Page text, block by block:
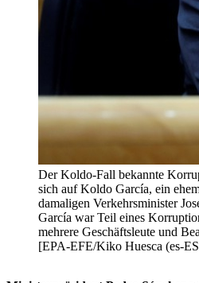
Der Koldo-Fall bekannte
sich auf Koldo García, ein
damaligen Verkehrsminister
García war Teil eines
mehrere Geschäftsleute und
[EPA-EFE/Kiko Huesca (es-